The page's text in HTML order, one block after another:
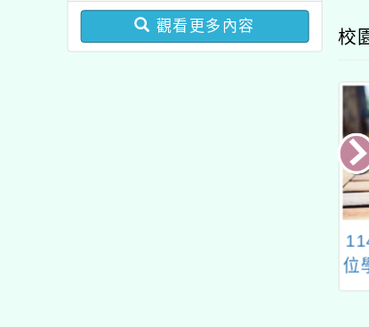
組G-4-6『健康學一下』
澳洲塔斯馬尼亞大學參訪
增能課程計畫
觀看更多內容
校
性
程